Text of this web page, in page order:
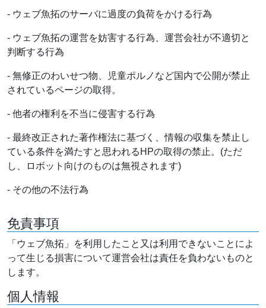
- ウェブ魚拓のサーバに過度の負荷をかける行為
- ウェブ魚拓の運営を妨害する行為、運営会社が不適切と
判断する行為
- 無修正のわいせつ物、児童ポルノなど国内で公開が禁止
されているページの取得。
- 他者の権利を不当に侵害する行為
- 最終改正された著作権法に基づく、情報の収集を禁止し
ている条件を満たすと思われるHPの取得の禁止。(ただ
し、ロボット向けのものは無視されます)
- その他の不法行為
免責事項
「ウェブ魚拓」を利用したこと又は利用できないことによ
って生じる損害について運営会社は責任を負わないものと
します。
個人情報